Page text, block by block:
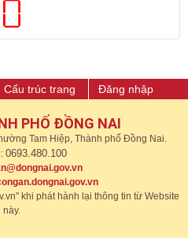
Cấu trúc trang Đăng nhập
PHỐ ĐỒNG NAI
Tam Hiệp, Thành phố Đồng Nai.
0693.480.100
khi phát hành lại thông tin từ Website
này.​​